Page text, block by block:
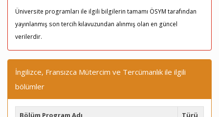
Üniversite programları ile ilgili bilgilerin tamamı ÖSYM tarafından
yayınlanmış son tercih kılavuzundan alınmış olan en güncel
verilerdir.
İngilizce, Fransızca Mütercim ve Tercümanlık ile ilgili
bölümler
Bölüm Program Adı
Türü